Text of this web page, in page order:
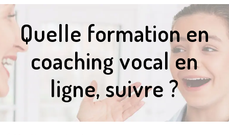
Quelle formation en
coaching vocal en
ligne, suivre ?